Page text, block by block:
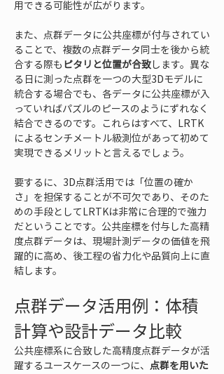
用できる可能性が広がります。
また、点群データに公共座標が付与されてい
ることで、複数の点群データ同士を後から統
合する際も ピタリと位置が合致します。異な
る日に測った点群を一つの大型3Dモデルに
統合する場合でも、各データに公共座標が入
っていればパズルのピースのようにずれなく
結合できるのです。これらはすべて、LRTK
によるセンチメートル級測位があって初めて
実現できるメリットと言えるでしょう。
要するに、3D点群活用では「位置の確か
さ」を担保することが不可欠であり、そのた
めの手段としてLRTKは非常に合理的で強力
だということです。公共座標を付与した高精
度点群データは、現場計測データの価値を飛
躍的に高め、後工程の省力化や品質向上に直
結します。
点群データ活用例：体積
計算や設計データ比較
公共座標系に合致した高精度点群データが活
躍するユースケースの一つに、 点群を用いた